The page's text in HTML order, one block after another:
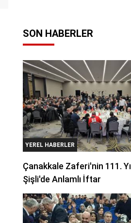
SON HABERLER
YEREL HABERLER
Çanakkale Zaferi'nin 111.
Şişli'de Anlamlı İftar